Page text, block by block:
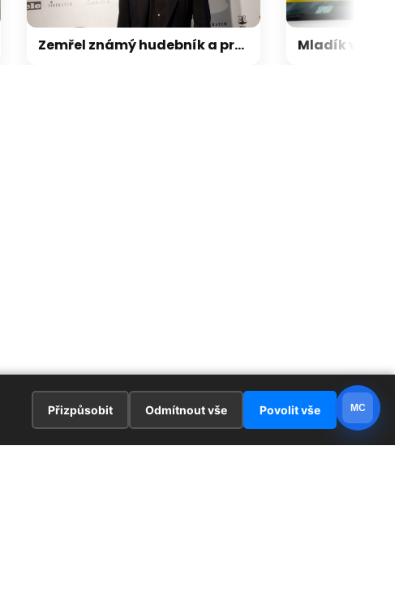
Zemřel známý hudebník a producent Orbit. Spolupracoval s hvězdami jako Madonna a U2
Přizpůsobit Odmítnout vše Povolit vše MC